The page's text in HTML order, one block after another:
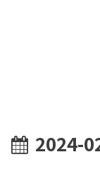
2024-